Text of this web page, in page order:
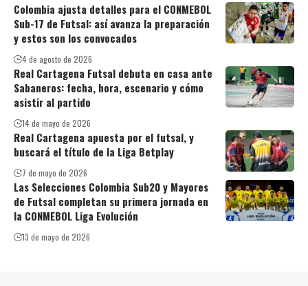
Colombia ajusta detalles para el CONMEBOL
Sub-17 de Futsal: así avanza la preparación
y estos son los convocados
4 de agosto de 2026
Real Cartagena Futsal debuta en casa ante
Sabaneros: fecha, hora, escenario y cómo
asistir al partido
14 de mayo de 2026
Real Cartagena apuesta por el futsal, y
buscará el título de la Liga Betplay
7 de mayo de 2026
Las Selecciones Colombia Sub20 y Mayores
de Futsal completan su primera jornada en
la CONMEBOL Liga Evolución
13 de mayo de 2026